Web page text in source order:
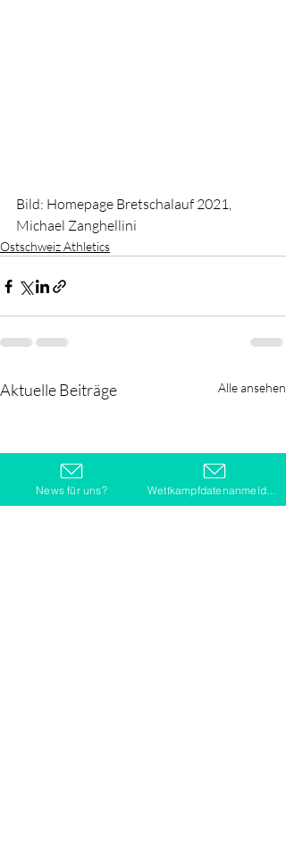
Bild: Homepage Bretschalauf 2021,
Michael Zanghellini
Ostschweiz Athletics
Aktuelle Beiträge Alle ansehen
News für uns?